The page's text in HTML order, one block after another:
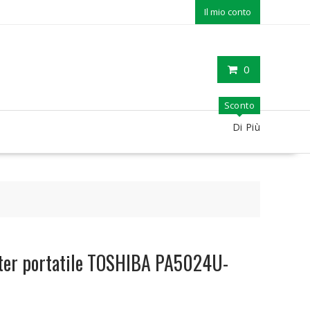
Il mio conto
0
Sconto
Di Più
portatile TOSHIBA PA5024U-